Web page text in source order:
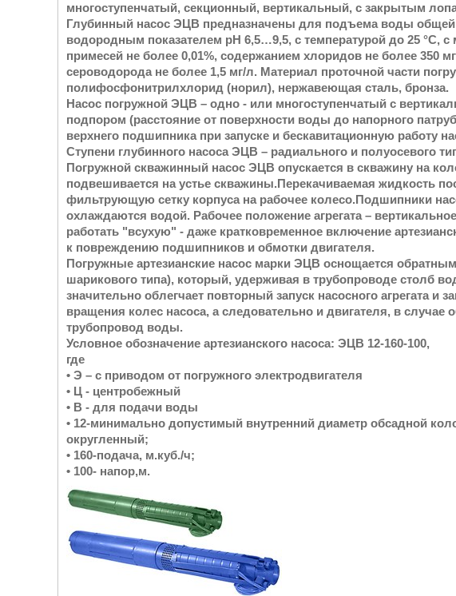
многоступенчатый, секционный, вертикальный, с закрытым
Глубинный насос ЭЦВ предназначены для подъема воды общей
водородным показателем рН 6,5…9,5, с температурой до 25 °С,
примесей не более 0,01%, содержанием хлоридов не более 350
сероводорода не более 1,5 мг/л. Материал проточной части
полифосфонитрилхлорид (норил), нержавеющая сталь, бронза.
Насос погружной ЭЦВ – одно - или многоступенчатый с
подпором (расстояние от поверхности воды до напорного
верхнего подшипника при запуске и бескавитационную работу
Ступени глубинного насоса ЭЦВ – радиального и полуосевого
Погружной скважинный насос ЭЦВ опускается в скважину на
подвешивается на устье скважины.Перекачиваемая жидкость
фильтрующую сетку корпуса на рабочее колесо.Подшипники
охлаждаются водой. Рабочее положение агрегата –
работать "всухую" - даже кратковременное включение
к повреждению подшипников и обмотки двигателя.
Погружные артезианские насос марки ЭЦВ оснощается
шарикового типа), который, удерживая в трубопроводе столб
значительно облегчает повторный запуск насосного агрегата и
вращения колес насоса, а следовательно и двигателя, в случае
трубопровод воды.
Условное обозначение артезианского насоса: ЭЦВ 12-160-100,
где
• Э – с приводом от погружного электродвигателя
• Ц - центробежный
• В - для подачи воды
• 12-минимально допустимый внутренний диаметр обсадной
округленный;
• 160-подача, м.куб./ч;
• 100- напор,м.